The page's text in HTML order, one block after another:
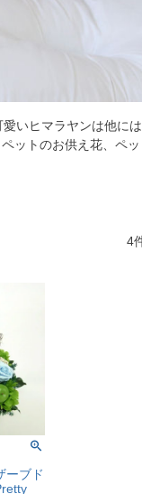
いヒマラヤンは他に
ットのお供え花、ペ
4
ーブド